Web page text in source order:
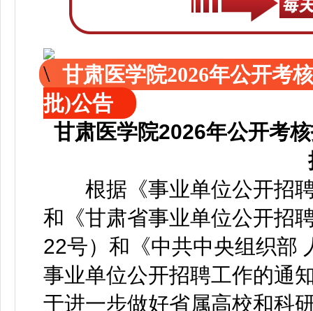
甘肃医学院2026年公开考
批)公告
甘肃医学院2026年公开考
根据《事业单位公开招聘
和《甘肃省事业单位公开招
22号）和《中共中央组织部
事业单位公开招聘工作的通
于进一步做好省属高校和科